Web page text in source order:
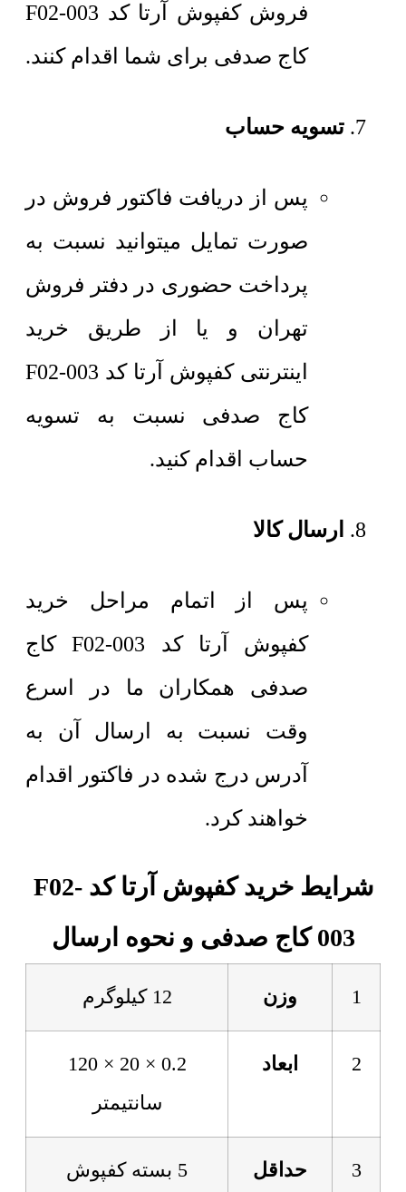
فروش کفپوش آرتا کد F02-003
کاج صدفی برای شما اقدام کنند.
تسویه حساب
پس از دریافت فاکتور فروش در
صورت تمایل میتوانید نسبت به
پرداخت حضوری در دفتر فروش
تهران و یا از طریق خرید
اینترنتی کفپوش آرتا کد F02-003
کاج صدفی نسبت به تسویه
حساب اقدام کنید.
ارسال کالا
پس از اتمام مراحل خرید
کفپوش آرتا کد F02-003 کاج
صدفی همکاران ما در اسرع
وقت نسبت به ارسال آن به
آدرس درج شده در فاکتور اقدام
خواهند کرد.
شرایط خرید کفپوش آرتا کد F02-
003 کاج صدفی و نحوه ارسال
1 وزن 12 کیلوگرم
2 ابعاد
0.2 × 20 × 120
سانتیمتر
3
حداقل
5 بسته کفپوش